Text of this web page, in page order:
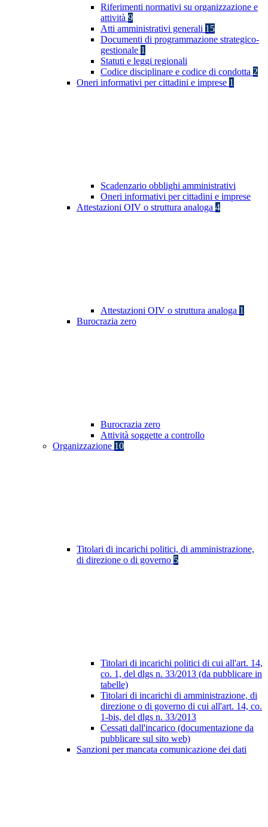
Riferimenti normativi su organizzazione e
attività 9
Atti amministrativi generali 15
Documenti di programmazione strategico-
gestionale 1
Statuti e leggi regionali
Codice disciplinare e codice di condotta 2
Oneri informativi per cittadini e imprese 1
Scadenzario obblighi amministrativi
Oneri informativi per cittadini e imprese
Attestazioni OIV o struttura analoga 4
Attestazioni OIV o struttura analoga 1
Burocrazia zero
Burocrazia zero
Attività soggette a controllo
Organizzazione 10
Titolari di incarichi politici, di amministrazione,
di direzione o di governo 5
Titolari di incarichi politici di cui all'art. 14,
co. 1, del dlgs n. 33/2013 (da pubblicare in
tabelle)
Titolari di incarichi di amministrazione, di
direzione o di governo di cui all'art. 14, co.
1-bis, del dlgs n. 33/2013
Cessati dall'incarico (documentazione da
pubblicare sul sito web)
Sanzioni per mancata comunicazione dei dati